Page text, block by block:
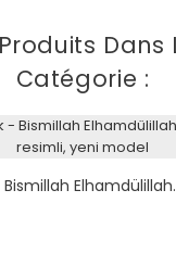
Dans
Catégorie :